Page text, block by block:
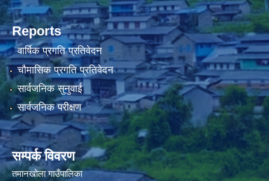
Reports
वार्षिक प्रगति प्रतिवेदन
चौमासिक प्रगति प्रतिवेदन
सार्वजनिक सुनुवाई
सार्वजनिक परीक्षण
सम्पर्क विवरण
तमानखोला गाउँपालिका